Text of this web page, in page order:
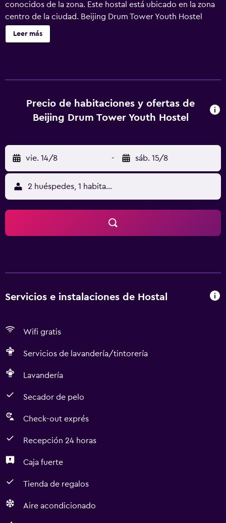
conocidos de la zona. Este hostal está ubicado en la zona
centro de la ciudad. Beijing Drum Tower Youth Hostel
dispone de acceso a internet gratuito en las zonas
públicas, además de un jardín en el que los huéspedes
para los que viajan con un presupuesto más limitado.
Todas ellas disponen de unas zapatillas, una
bar del establecimiento, que es una alternativa estupenda
para charlar y pasarlo bien después de cenar. Beijing Drum
Tower Youth Hostel está cerca de la Estación de Gulou
Dajie, por lo que los huéspedes lo tienen fácil para
explorar Beijing y la zona de los alrededores. Plaza de
Tiananmen, Wangfujing y Ciudad Prohibida están a solo un
breve trayecto en coche del hostal.
Leer más
Precio de habitaciones y ofertas de
Beijing Drum Tower Youth Hostel
vie. 14/8 - sáb. 15/8
2 huéspedes, 1 habitación
Servicios e instalaciones de Hostal
Wifi gratis
Servicios de lavandería/tintorería
Lavandería
Secador de pelo
Check-out exprés
Recepción 24 horas
Caja fuerte
Tienda de regalos
Aire acondicionado